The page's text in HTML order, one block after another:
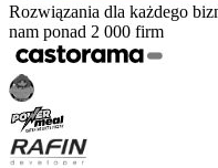
Rozwiązania dla każdego
nam ponad 2 000 firm